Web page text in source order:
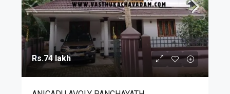
Rs.74 lakh